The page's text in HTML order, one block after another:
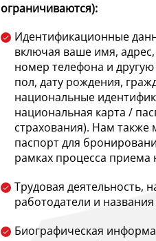
ограничиваются):
Идентификационные
включая ваше имя,
номер телефона и
пол, дату рождения,
национальные
национальная карта /
страхования). Нам
паспорт для
рамках процесса приема
Трудовая деятельность,
работодатели и
Биографическая